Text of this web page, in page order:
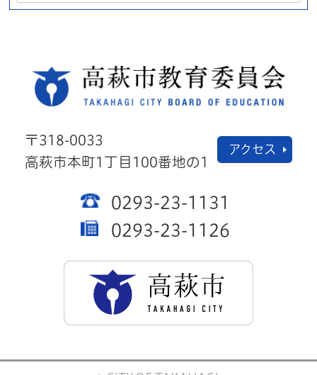
〒318-0033
高萩市本町1丁目100番地の1
アクセス
0293-23-1131
0293-23-1126